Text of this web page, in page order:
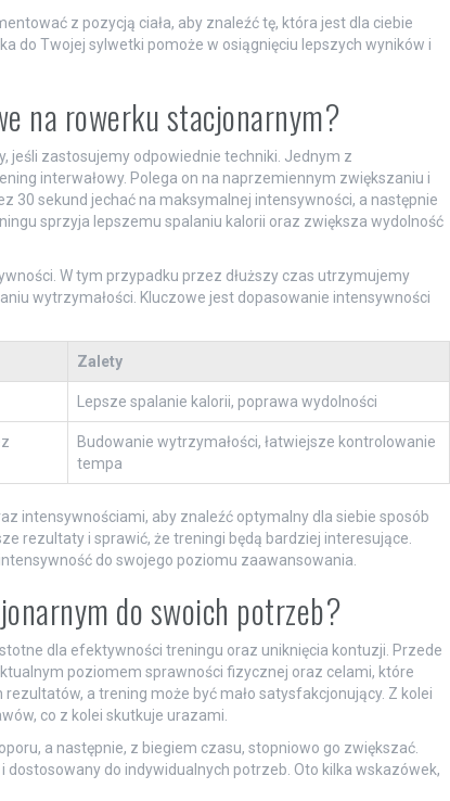
z pozycją ciała, aby znaleźć tę, która jest dla ciebie
do Twojej sylwetki pomoże w osiągnięciu lepszych wyników i
na rowerku stacjonarnym?
jeśli zastosujemy odpowiednie techniki. Jednym z
interwałowy. Polega on na naprzemiennym zwiększaniu i
30 sekund jechać na maksymalnej intensywności, a następnie
sprzyja lepszemu spalaniu kalorii oraz zwiększa wydolność
W tym przypadku przez dłuższy czas utrzymujemy
wytrzymałości. Kluczowe jest dopasowanie intensywności
Zalety
Lepsze spalanie kalorii, poprawa wydolności
Budowanie wytrzymałości, łatwiejsze kontrolowanie
tempa
intensywnościami, aby znaleźć optymalny dla siebie sposób
rezultaty i sprawić, że treningi będą bardziej interesujące.
do swojego poziomu zaawansowania.
do swoich potrzeb?
dla efektywności treningu oraz uniknięcia kontuzji. Przede
poziomem sprawności fizycznej oraz celami, które
a trening może być mało satysfakcjonujący. Z kolei
co z kolei skutkuje urazami.
a następnie, z biegiem czasu, stopniowo go zwiększać.
do indywidualnych potrzeb. Oto kilka wskazówek,